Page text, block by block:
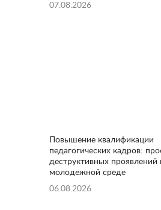
07.08.2026
Повышение квалификации
педагогических кадров:
деструктивных проявлений
молодежной среде
06.08.2026